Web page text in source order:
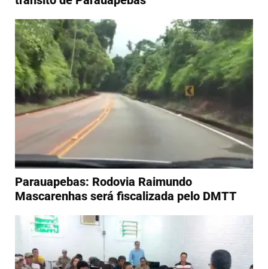
Parauapebas: Rodovia Raimundo
Mascarenhas será fiscalizada pelo DMTT